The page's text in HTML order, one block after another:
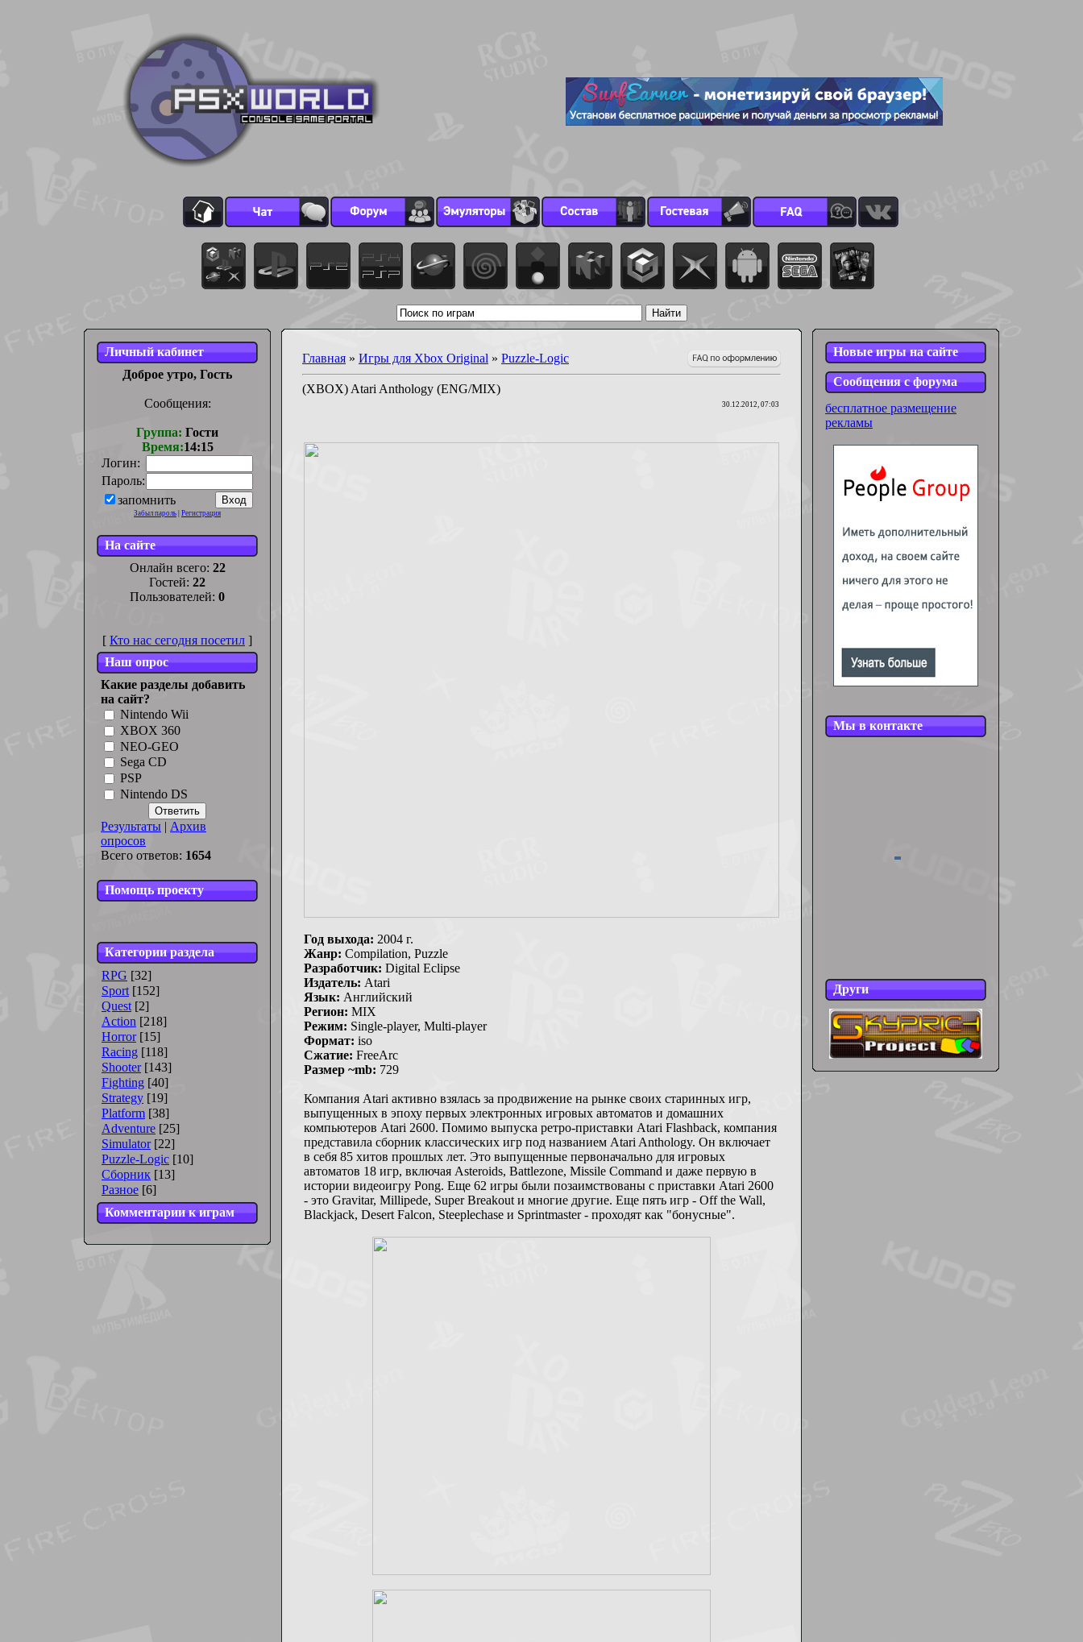
Личный кабинет
Доброе утро, Гость
Сообщения:
Группа: Гости
Время:14:15
Логин:
Пароль:
запомнить
Забыл пароль Регистрация
На сайте
Онлайн всего: 22
Гостей: 22
Пользователей: 0
[ Кто нас сегодня посетил ]
Наш опрос
Какие разделы добавить
на сайт?
Nintendo Wii
XBOX 360
NEO-GEO
Sega CD
PSP
Nintendo DS
Результаты | Архив
опросов
Всего ответов: 1654
Помощь проекту
Категории раздела
RPG [32]
Sport [152]
Quest [2]
Action [218]
Horror [15]
Racing [118]
Shooter [143]
Fighting [40]
Strategy [19]
Platform [38]
Adventure [25]
Simulator [22]
Puzzle-Logic [10]
Сборник [13]
Разное [6]
Комментарии к играм
Главная » Игры для Xbox Original » Puzzle-Logic
(XBOX) Atari Anthology (ENG/MIX)
30.12.2012, 07:03
Год выхода: 2004 г.
Жанр: Compilation, Puzzle
Разработчик: Digital Eclipse
Издатель: Atari
Язык: Английский
Регион: MIX
Режим: Single-player, Multi-player
Формат: iso
Сжатие: FreeArc
Размер ~mb: 729
Компания Atari активно взялась за продвижение на рынке своих старинных игр,
выпущенных в эпоху первых электронных игровых автоматов и домашних
компьютеров Atari 2600. Помимо выпуска ретро-приставки Atari Flashback, компания
представила сборник классических игр под названием Atari Anthology. Он включает
в себя 85 хитов прошлых лет. Это выпущенные первоначально для игровых
автоматов 18 игр, включая Asteroids, Battlezone, Missile Command и даже первую в
истории видеоигру Pong. Еще 62 игры были позаимствованы с приставки Atari 2600
- это Gravitar, Millipede, Super Breakout и многие другие. Еще пять игр - Off the Wall,
Blackjack, Desert Falcon, Steeplechase и Sprintmaster - проходят как "бонусные".
Новые игры на сайте
Сообщения с форума
бесплатное размещение
рекламы
Мы в контакте
Други